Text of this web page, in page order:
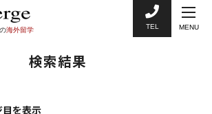
海外留学 TEL MENU
検索結果
を表示